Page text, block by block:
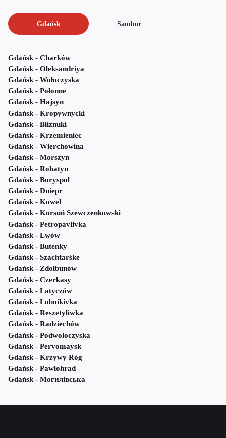
Gdańsk Sambor
Gdańsk - Charków
Gdańsk - Oleksandriya
Gdańsk - Wołoczyska
Gdańsk - Połonne
Gdańsk - Hajsyn
Gdańsk - Kropywnycki
Gdańsk - Błiznuki
Gdańsk - Krzemieniec
Gdańsk - Wierchowina
Gdańsk - Morszyn
Gdańsk - Rohatyn
Gdańsk - Boryspol
Gdańsk - Dniepr
Gdańsk - Kowel
Gdańsk - Korsuń Szewczenkowski
Gdańsk - Petropavlivka
Gdańsk - Lwów
Gdańsk - Butenky
Gdańsk - Szachtarśke
Gdańsk - Zdołbunów
Gdańsk - Czerkasy
Gdańsk - Latyczów
Gdańsk - Loboikivka
Gdańsk - Reszetyliwka
Gdańsk - Radziechów
Gdańsk - Podwołoczyska
Gdańsk - Pervomaysk
Gdańsk - Krzywy Róg
Gdańsk - Pawłohrad
Gdańsk - Могилівська